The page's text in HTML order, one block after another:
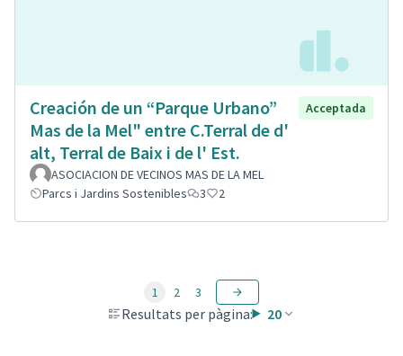
Creación de un “Parque Urbano”
Mas de la Mel" entre C.Terral de d'
alt, Terral de Baix i de l' Est.
Acceptada
ASOCIACION DE VECINOS MAS DE LA MEL
Parcs i Jardins Sostenibles
3 2
Resultats per pàgina: 20
1 2 3